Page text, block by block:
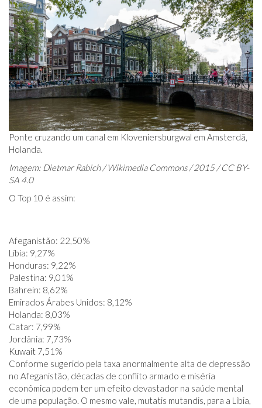
Ponte cruzando um canal em Kloveniersburgwal em Amsterdã,
Holanda.
Imagem: Dietmar Rabich / Wikimedia Commons / 2015 / CC BY-
SA 4.0
O Top 10 é assim:
Afeganistão: 22,50%
Líbia: 9,27%
Honduras: 9,22%
Palestina: 9,01%
Bahrein: 8,62%
Emirados Árabes Unidos: 8,12%
Holanda: 8,03%
Catar: 7,99%
Jordânia: 7,73%
Kuwait 7,51%
Conforme sugerido pela taxa anormalmente alta de depressão
no Afeganistão, décadas de conflito armado e miséria
econômica podem ter um efeito devastador na saúde mental
de uma população. O mesmo vale, mutatis mutandis, para a Líbia,